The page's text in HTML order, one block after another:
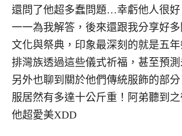
還問了他超多蠢問題…幸虧他人很好
一一為我解答，後來還跟我分享好
文化與祭典，印象最深刻的就是五年
排灣族透過這些儀式祈福，甚至預
另外也聊到關於他們傳統服飾的部
服居然有多達十公斤重！阿弟聽到
他超愛美XDD